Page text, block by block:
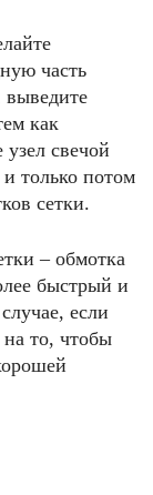
часть
выведите
как
узел свечой
только потом
сетки.
– обмотка
быстрый и
если
на то, чтобы